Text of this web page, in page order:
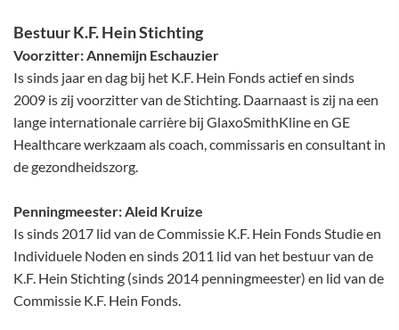
Bestuur K.F. Hein Stichting
Voorzitter: Annemijn Eschauzier
Is sinds jaar en dag bij het K.F. Hein Fonds actief en sinds
2009 is zij voorzitter van de Stichting. Daarnaast is zij na een
lange internationale carrière bij GlaxoSmithKline en GE
Healthcare werkzaam als coach, commissaris en consultant in
de gezondheidszorg.
Penningmeester: Aleid Kruize
Is sinds 2017 lid van de Commissie K.F. Hein Fonds Studie en
Individuele Noden en sinds 2011 lid van het bestuur van de
K.F. Hein Stichting (sinds 2014 penningmeester) en lid van de
Commissie K.F. Hein Fonds.